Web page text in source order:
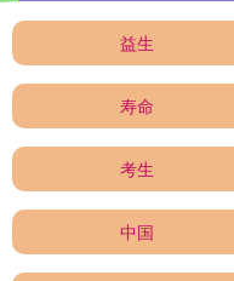
益生
寿命
考生
中国